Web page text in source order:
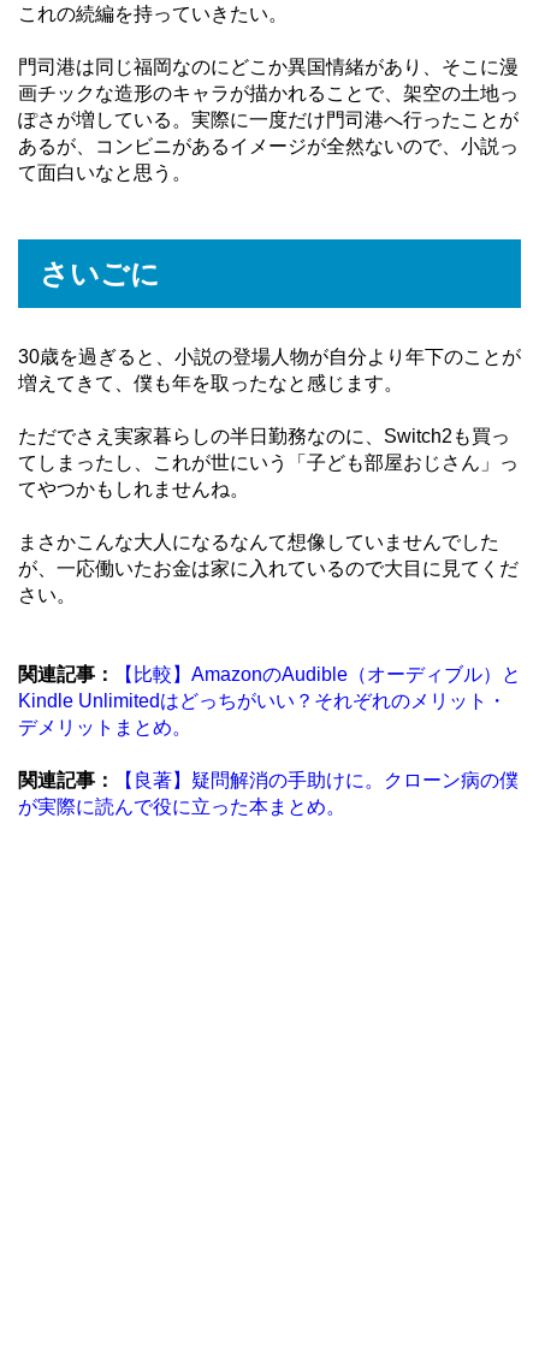
これの続編を持っていきたい。
門司港は同じ福岡なのにどこか異国情緒があり、そこに漫
画チックな造形のキャラが描かれることで、架空の土地っ
ぽさが増している。実際に一度だけ門司港へ行ったことが
あるが、コンビニがあるイメージが全然ないので、小説っ
て面白いなと思う。
さいごに
30歳を過ぎると、小説の登場人物が自分より年下のことが
増えてきて、僕も年を取ったなと感じます。
ただでさえ実家暮らしの半日勤務なのに、Switch2も買っ
てしまったし、これが世にいう「子ども部屋おじさん」っ
てやつかもしれませんね。
まさかこんな大人になるなんて想像していませんでした
が、一応働いたお金は家に入れているので大目に見てくだ
さい。
関連記事：
【比較】AmazonのAudible（オーディブル）と
Kindle Unlimitedはどっちがいい？それぞれのメリット・
デメリットまとめ。
関連記事：
【良著】疑問解消の手助けに。クローン病の僕
が実際に読んで役に立った本まとめ。